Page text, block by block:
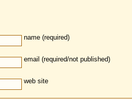
name (required)
email (required/not published)
web site